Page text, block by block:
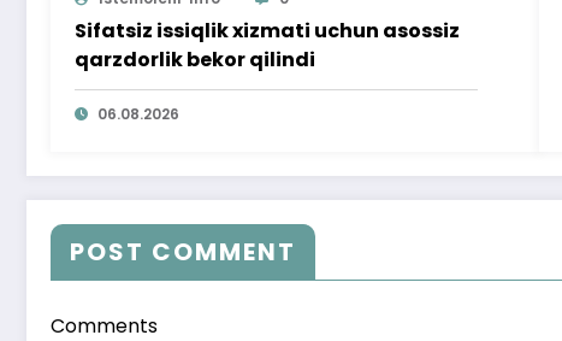
Sifatsiz issiqlik xizmati uchun asossiz
qarzdorlik bekor qilindi
06.08.2026
POST COMMENT
Comments